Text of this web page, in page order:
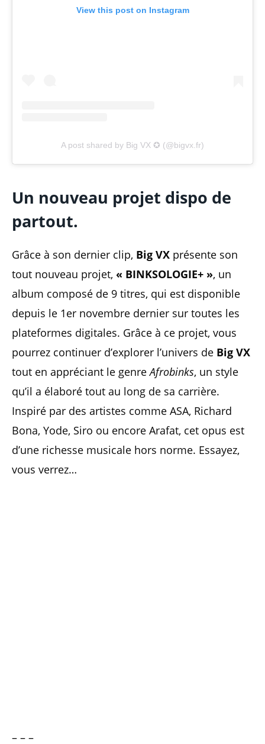
View this post on Instagram
A post shared by Big VX ✪ (@bigvx.fr)
Un nouveau projet dispo de
partout.
Grâce à son dernier clip, Big VX présente son
tout nouveau projet, « BINKSOLOGIE+ », un
album composé de 9 titres, qui est disponible
depuis le 1er novembre dernier sur toutes les
plateformes digitales. Grâce à ce projet, vous
pourrez continuer d’explorer l’univers de Big VX
tout en appréciant le genreAfrobinks, un style
qu’il a élaboré tout au long de sa carrière.
Inspiré par des artistes comme ASA, Richard
Bona, Yode, Siro ou encore Arafat, cet opus est
d’une richesse musicale hors norme. Essayez,
vous verrez…
– – –